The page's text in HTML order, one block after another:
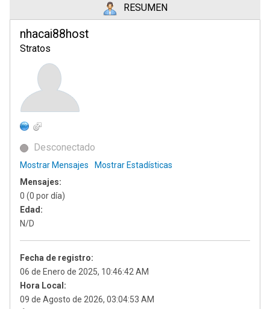
RESUMEN
nhacai88host
Stratos
Desconectado
Mostrar Mensajes
Mostrar Estadísticas
Mensajes:
0 (0 por día)
Edad:
N/D
Fecha de registro:
06 de Enero de 2025, 10:46:42 AM
Hora Local:
09 de Agosto de 2026, 03:04:53 AM